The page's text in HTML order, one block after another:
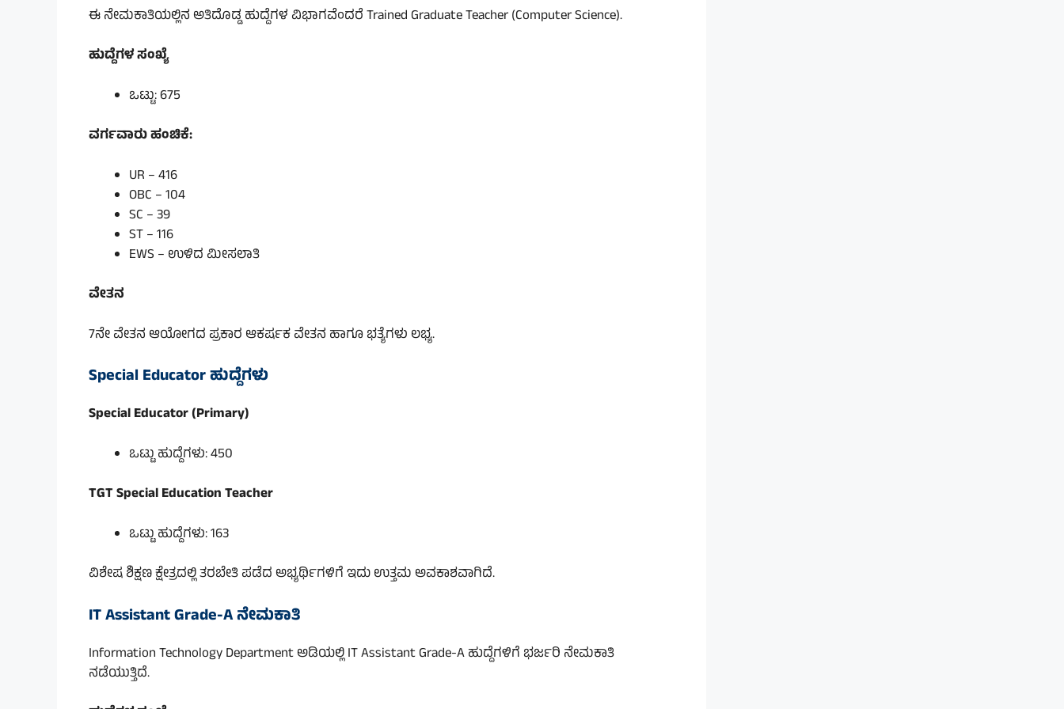
ಈ ನೇಮಕಾತಿಯಲ್ಲಿನ ಅತಿದೊಡ್ಡ ಹುದ್ದೆಗಳ ವಿಭಾಗವೆಂದರೆ Trained Graduate Teacher (Computer Science).
ಹುದ್ದೆಗಳ ಸಂಖ್ಯೆ
ಒಟ್ಟು: 675
ವರ್ಗವಾರು ಹಂಚಿಕೆ:
UR – 416
OBC – 104
SC – 39
ST – 116
EWS – ಉಳಿದ ಮೀಸಲಾತಿ
ವೇತನ
7ನೇ ವೇತನ ಆಯೋಗದ ಪ್ರಕಾರ ಆಕರ್ಷಕ ವೇತನ ಹಾಗೂ ಭತ್ಯೆಗಳು ಲಭ್ಯ.
Special Educator ಹುದ್ದೆಗಳು
Special Educator (Primary)
ಒಟ್ಟು ಹುದ್ದೆಗಳು: 450
TGT Special Education Teacher
ಒಟ್ಟು ಹುದ್ದೆಗಳು: 163
ವಿಶೇಷ ಶಿಕ್ಷಣ ಕ್ಷೇತ್ರದಲ್ಲಿ ತರಬೇತಿ ಪಡೆದ ಅಭ್ಯರ್ಥಿಗಳಿಗೆ ಇದು ಉತ್ತಮ ಅವಕಾಶವಾಗಿದೆ.
IT Assistant Grade-A ನೇಮಕಾತಿ
Information Technology Department ಅಡಿಯಲ್ಲಿ IT Assistant Grade-A ಹುದ್ದೆಗಳಿಗೆ ಭರ್ಜರಿ ನೇಮಕಾತಿ
ನಡೆಯುತ್ತಿದೆ.